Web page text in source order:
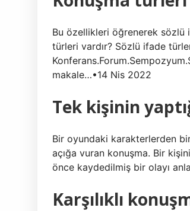
Bu özellikleri öğrenerek
türleri vardır? Sözlü ifade
makale…•14 Nis 2022
Tek kişinin
Bir oyundaki karakterlerden
açığa vuran konuşma. Bir
önce kaydedilmiş bir olayı
Karşılıklı